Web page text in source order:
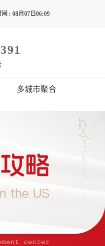
: 08月07日06:09
多城市聚合